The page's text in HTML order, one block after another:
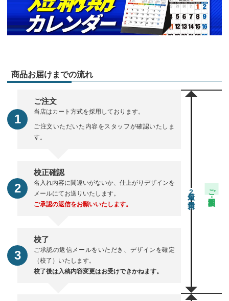
商品お届けまでの流れ
ご注文
当店はカート方式を採用しております。
ご注文いただいた内容をスタッフが確認いたしま
す。
校正確認
名入れ内容に間違いがないか、仕上がりデザインを
メールにてお送りいたします。
ご承認の返信をお願いいたします。
校了
ご承認の返信メールをいただき、デザインを確定
（校了）いたします。
校了後は入稿内容変更はお受けできかねます。
2 ご注文・校正期間